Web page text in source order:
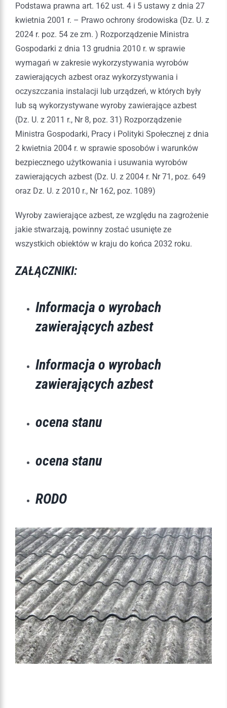
Podstawa prawna art. 162 ust. 4 i 5 ustawy z dnia 27
kwietnia 2001 r. – Prawo ochrony środowiska (Dz. U. z
2024 r. poz. 54 ze zm. ) Rozporządzenie Ministra
Gospodarki z dnia 13 grudnia 2010 r. w sprawie
wymagań w zakresie wykorzystywania wyrobów
zawierających azbest oraz wykorzystywania i
oczyszczania instalacji lub urządzeń, w których były
lub są wykorzystywane wyroby zawierające azbest
(Dz. U. z 2011 r., Nr 8, poz. 31) Rozporządzenie
Ministra Gospodarki, Pracy i Polityki Społecznej z dnia
2 kwietnia 2004 r. w sprawie sposobów i warunków
bezpiecznego użytkowania i usuwania wyrobów
zawierających azbest (Dz. U. z 2004 r. Nr 71, poz. 649
oraz Dz. U. z 2010 r., Nr 162, poz. 1089)
Wyroby zawierające azbest, ze względu na zagrożenie
jakie stwarzają, powinny zostać usunięte ze
wszystkich obiektów w kraju do końca 2032 roku.
ZAŁĄCZNIKI:
Informacja o wyrobach
zawierających azbest
Informacja o wyrobach
zawierającychazbest
ocena stanu
ocena stanu
RODO